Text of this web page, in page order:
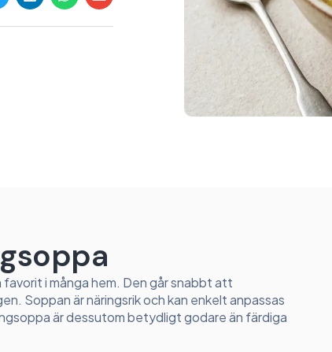
i många hem. Den går snabbt att
Soppan är näringsrik och kan enkelt anpassas
är dessutom betydligt godare än färdiga